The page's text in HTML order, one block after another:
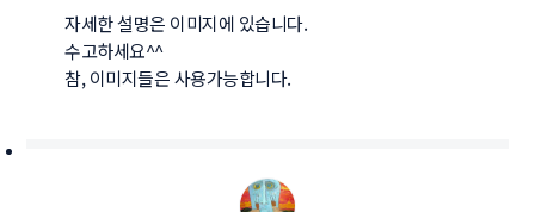
자세한 설명은 이미지에 있습니다.
수고하세요^^
참, 이미지들은 사용가능합니다.